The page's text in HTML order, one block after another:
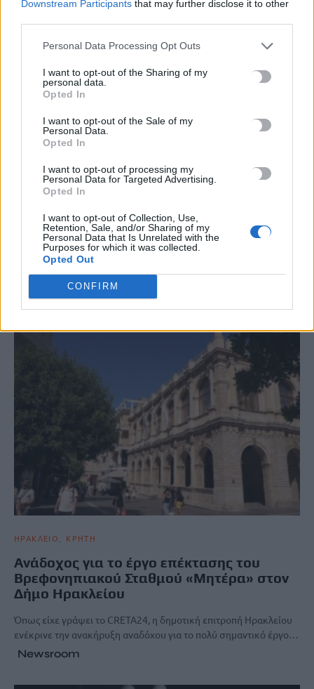
Downstream Participants that may further disclose it to other
Personal Data Processing Opt Outs
I want to opt-out of the Sharing of my
personal data.
Opted In
I want to opt-out of the Sale of my
Personal Data.
Opted In
I want to opt-out of processing my
Personal Data for Targeted Advertising.
Opted In
I want to opt-out of Collection, Use,
Retention, Sale, and/or Sharing of my
Personal Data that Is Unrelated with the
Purposes for which it was collected.
Opted Out
CONFIRM
Χανιά: Ναυαγοσώστης «πάλεψε» με τα κύματα για να σώσει
γυναίκα (βίντεο)
ΕΛΙΚΟΠΤΕΡΟ # ΜΗΛΟΣ #ΣΑΡΑΚΗΝΙΚΟ
ΣΧΕΤΙΚΆ ΆΡΘΡΑ
ΗΡΑΚΛΕΙΟ ΚΡΗΤΗ
Ανάδοχος για το έργο επέκτασης του
Βρεφονηπιακού Σταθμού «Μητέρα» στον
Δήμο Ηρακλείου
Όπως είχε γράψει το CRETA24, η δημοτική επιτροπή Ηρακλείου
ενέκρινε την ανακήρυξη αναδόχου για το πολύ σημαντικό έργο…
Newsroom